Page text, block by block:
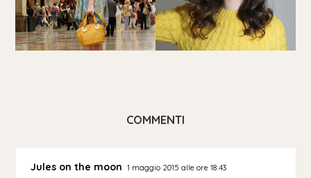
COMMENTI
Jules on the moon 1 maggio 2015 alle ore 18:43